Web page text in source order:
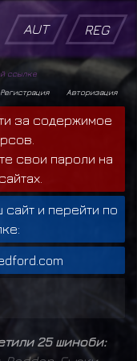
AUT REG
ссылке
Авторизация
Регистрация
за содержимое
свои пароли на
и перейти по
25 шиноби: